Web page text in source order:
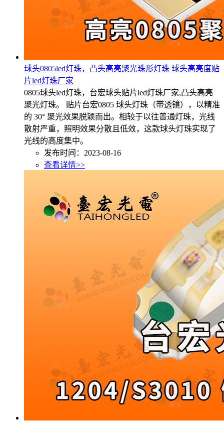
球头0805led灯珠，凸头高亮聚光珠形灯珠 球头高亮度贴
片led灯珠厂家
0805球头led灯珠，台宏球头贴片led灯珠厂家,凸头高亮
聚光灯珠。 贴片台宏0805 球头灯珠（带透镜），以精准
的 30° 聚光效果脱颖而出。相较于以往普通灯珠，光线
散射严重，照明效果分散且低效，这款球头灯珠实现了
光线的高度集中。
发布时间：2023-08-16
查看详情>>